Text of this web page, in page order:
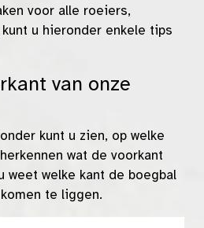
voor alle roeiers,
u hieronder enkele tips
van onze
kunt u zien, op welke
wat de voorkant
weet welke kant de boegbal
te liggen.